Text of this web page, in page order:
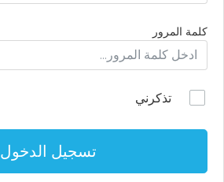
كلمة المرور
تذكرني
تسجيل الدخول